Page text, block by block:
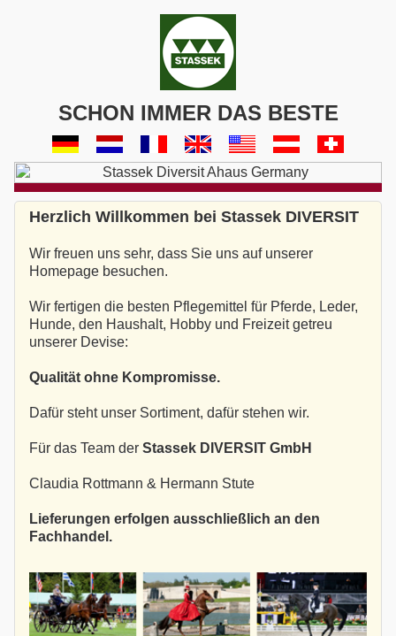
SCHON IMMER DAS BESTE
Herzlich Willkommen bei Stassek DIVERSIT
Wir freuen uns sehr, dass Sie uns auf unserer
Homepage besuchen.
Wir fertigen die besten Pflegemittel für Pferde, Leder,
Hunde, den Haushalt, Hobby und Freizeit getreu
unserer Devise:
Qualität ohne Kompromisse.
Dafür steht unser Sortiment, dafür stehen wir.
Für das Team der Stassek DIVERSIT GmbH
Claudia Rottmann & Hermann Stute
Lieferungen erfolgen ausschließlich an den
Fachhandel.